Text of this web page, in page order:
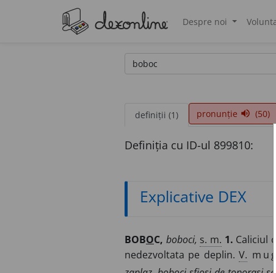
Despre noi
definiții (1) pronunție volume_up (50)
Definiția cu ID-ul 899810:
Explicative DEX
BOBOC, boboci, s. m. 1. Caliciul
nedezvoltata pe deplin.V.